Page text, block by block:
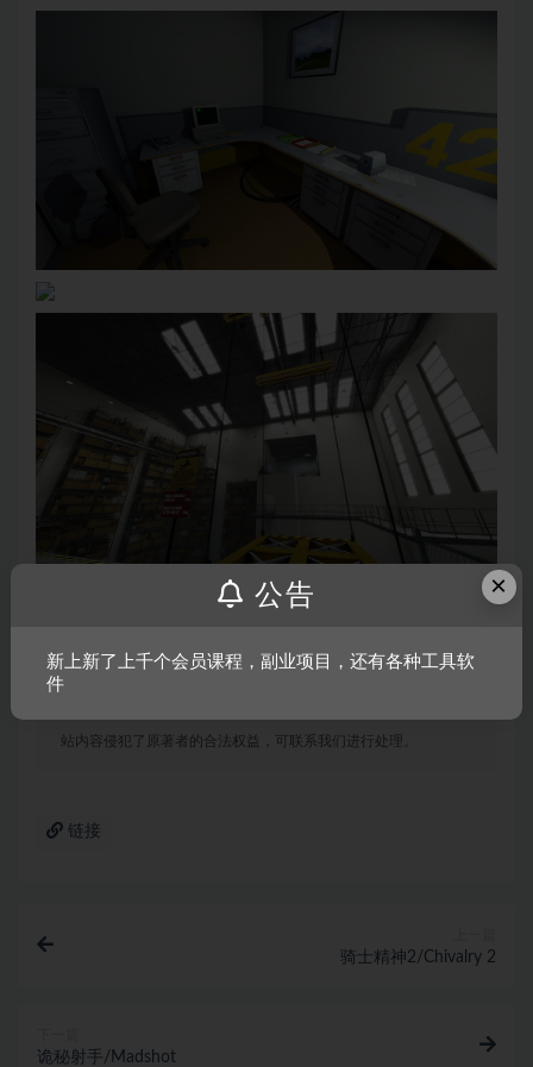
声明：本站所有文章，如无特殊说明或标注，均为本站原创发
布。任何个人或组织，在未征得本站同意时，禁止复制、盗用、
站内容侵犯了原著者的合法权益，可联系我们进行处理。
链接
骑士精神2/Chivalry 2
诡秘射手/Madshot
×
公告
新上新了上千个会员课程，副业项目，还有各种工具软
件